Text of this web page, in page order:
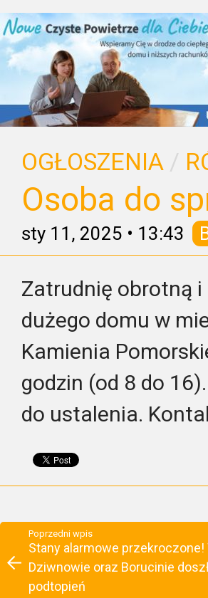
OGŁOSZENIA /
Osoba do
sty 11, 2025 • 13:43
Zatrudnię obrotną
dużego domu w
Kamienia
godzin (od 8 do
do ustalenia.
Poprzedni wpis
Stany alarmowe przekroczone!
Dziwnowie oraz Borucinie
podtopień